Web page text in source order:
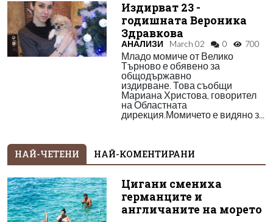
Издирват 23 -
годишната Вероника
Здравкова
АНАЛИЗИ March 02 0 700
Младо момиче от Велико
Търново е обявено за
общодържавно
издирване. Това съобщи
Мариана Христова, говорител
на Областната
дирекция.Момичето е видяно з...
НАЙ-ЧЕТЕНИ НАЙ-КОМЕНТИРАНИ
Цигани смениха
германците и
англичаните на морето